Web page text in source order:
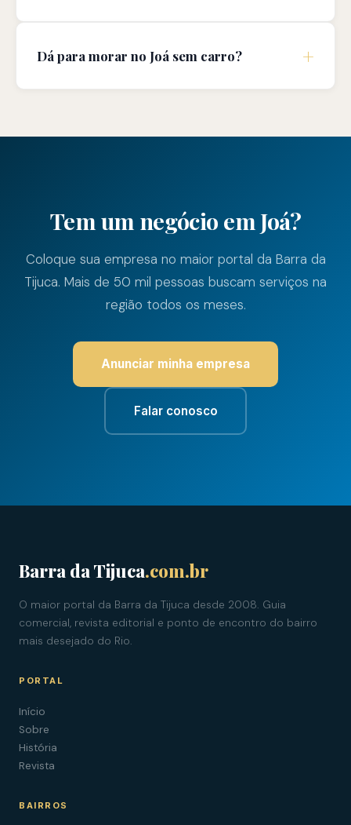
Dá para morar no Joá sem carro?
Tem um negócio em Joá?
Coloque sua empresa no maior portal da Barra da
Tijuca. Mais de 50 mil pessoas buscam serviços na
região todos os meses.
Anunciar minha empresa
Falar conosco
Barra da Tijuca.com.br
O maior portal da Barra da Tijuca desde 2008. Guia
comercial, revista editorial e ponto de encontro do bairro
mais desejado do Rio.
PORTAL
Início
Sobre
História
Revista
BAIRROS